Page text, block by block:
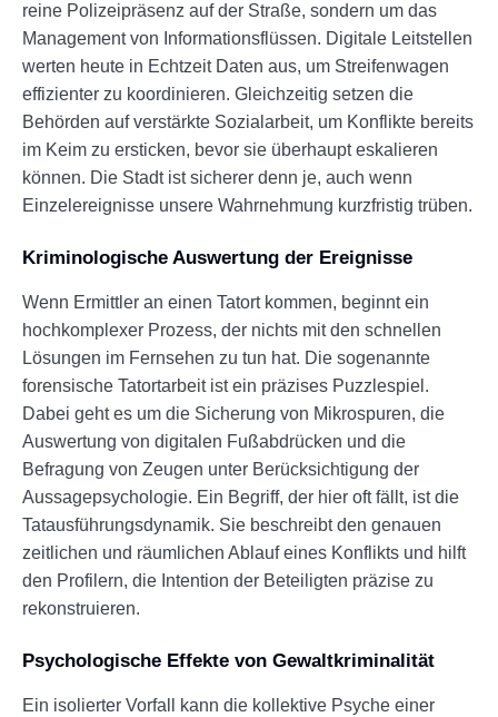
reine Polizeipräsenz auf der Straße, sondern um das
Management von Informationsflüssen. Digitale Leitstellen
werten heute in Echtzeit Daten aus, um Streifenwagen
effizienter zu koordinieren. Gleichzeitig setzen die
Behörden auf verstärkte Sozialarbeit, um Konflikte bereits
im Keim zu ersticken, bevor sie überhaupt eskalieren
können. Die Stadt ist sicherer denn je, auch wenn
Einzelereignisse unsere Wahrnehmung kurzfristig trüben.
Kriminologische Auswertung der Ereignisse
Wenn Ermittler an einen Tatort kommen, beginnt ein
hochkomplexer Prozess, der nichts mit den schnellen
Lösungen im Fernsehen zu tun hat. Die sogenannte
forensische Tatortarbeit ist ein präzises Puzzlespiel.
Dabei geht es um die Sicherung von Mikrospuren, die
Auswertung von digitalen Fußabdrücken und die
Befragung von Zeugen unter Berücksichtigung der
Aussagepsychologie. Ein Begriff, der hier oft fällt, ist die
Tatausführungsdynamik. Sie beschreibt den genauen
zeitlichen und räumlichen Ablauf eines Konflikts und hilft
den Profilern, die Intention der Beteiligten präzise zu
rekonstruieren.
Psychologische Effekte von Gewaltkriminalität
Ein isolierter Vorfall kann die kollektive Psyche einer